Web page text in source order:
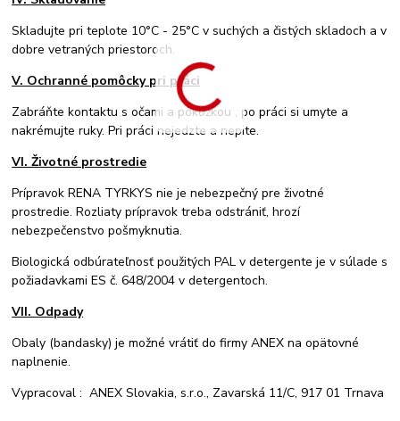
Skladujte pri teplote 10°C - 25°C v suchých a čistých skladoch a v
dobre vetraných priestoroch.
V. Ochranné pomôcky pri práci
Zabráňte kontaktu s očami a pokožkou , po práci si umyte a
nakrémujte ruky. Pri práci nejedzte a nepite.
VI. Životné prostredie
Prípravok RENA TYRKYS nie je nebezpečný pre životné
prostredie. Rozliaty prípravok treba odstrániť, hrozí
nebezpečenstvo pošmyknutia.
Biologická odbúrateľnosť použitých PAL v detergente je v súlade s
požiadavkami ES č. 648/2004 v detergentoch.
VII. Odpady
Obaly (bandasky) je možné vrátiť do firmy ANEX na opätovné
naplnenie.
Vypracoval : ANEX Slovakia, s.r.o., Zavarská 11/C, 917 01 Trnava